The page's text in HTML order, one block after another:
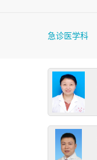
急诊医学科